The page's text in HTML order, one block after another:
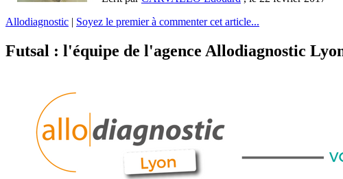
Allodiagnostic | Soyez le premier à commenter cet article...
Futsal : l'équipe de l'agence Allodiagnostic